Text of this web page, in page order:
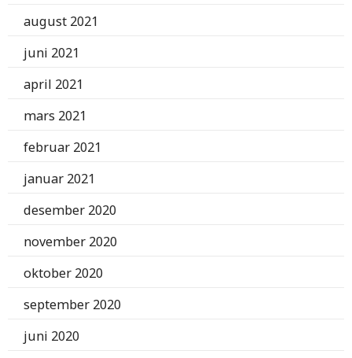
august 2021
juni 2021
april 2021
mars 2021
februar 2021
januar 2021
desember 2020
november 2020
oktober 2020
september 2020
juni 2020